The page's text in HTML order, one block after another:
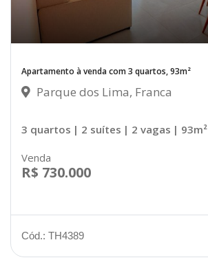
Apartamento à venda com 3 quartos, 93m²
Parque dos Lima, Franca
3 quartos | 2 suítes | 2 vagas | 93m²
Venda
R$ 730.000
Cód.: TH4389